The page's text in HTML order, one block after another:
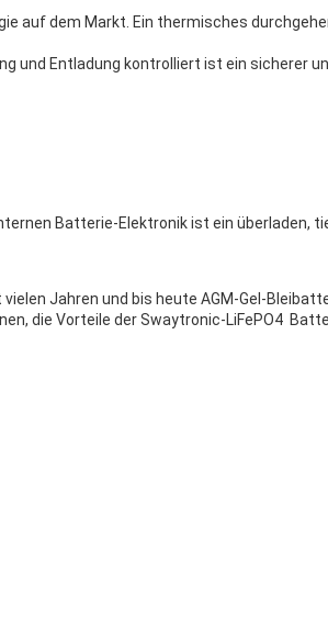
auf dem Markt. Ein thermisches
und Entladung kontrolliert ist ein sicherer
Batterie-Elektronik ist ein überladen,
Jahren und bis heute AGM-Gel-
die Vorteile der Swaytronic-LiFePO4